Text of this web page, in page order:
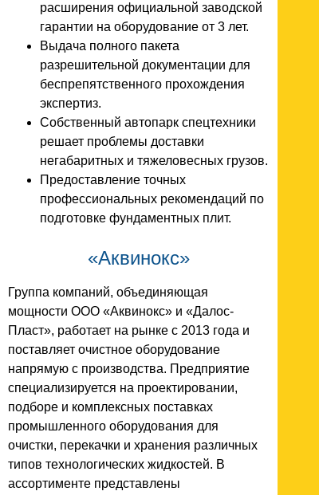
расширения официальной заводской
гарантии на оборудование от 3 лет.
Выдача полного пакета
разрешительной документации для
беспрепятственного прохождения
экспертиз.
Собственный автопарк спецтехники
решает проблемы доставки
негабаритных и тяжеловесных грузов.
Предоставление точных
профессиональных рекомендаций по
подготовке фундаментных плит.
«Аквинокс»
Группа компаний, объединяющая
мощности ООО «Аквинокс» и «Далос-
Пласт», работает на рынке с 2013 года и
поставляет очистное оборудование
напрямую с производства. Предприятие
специализируется на проектировании,
подборе и комплексных поставках
промышленного оборудования для
очистки, перекачки и хранения различных
типов технологических жидкостей. В
ассортименте представлены